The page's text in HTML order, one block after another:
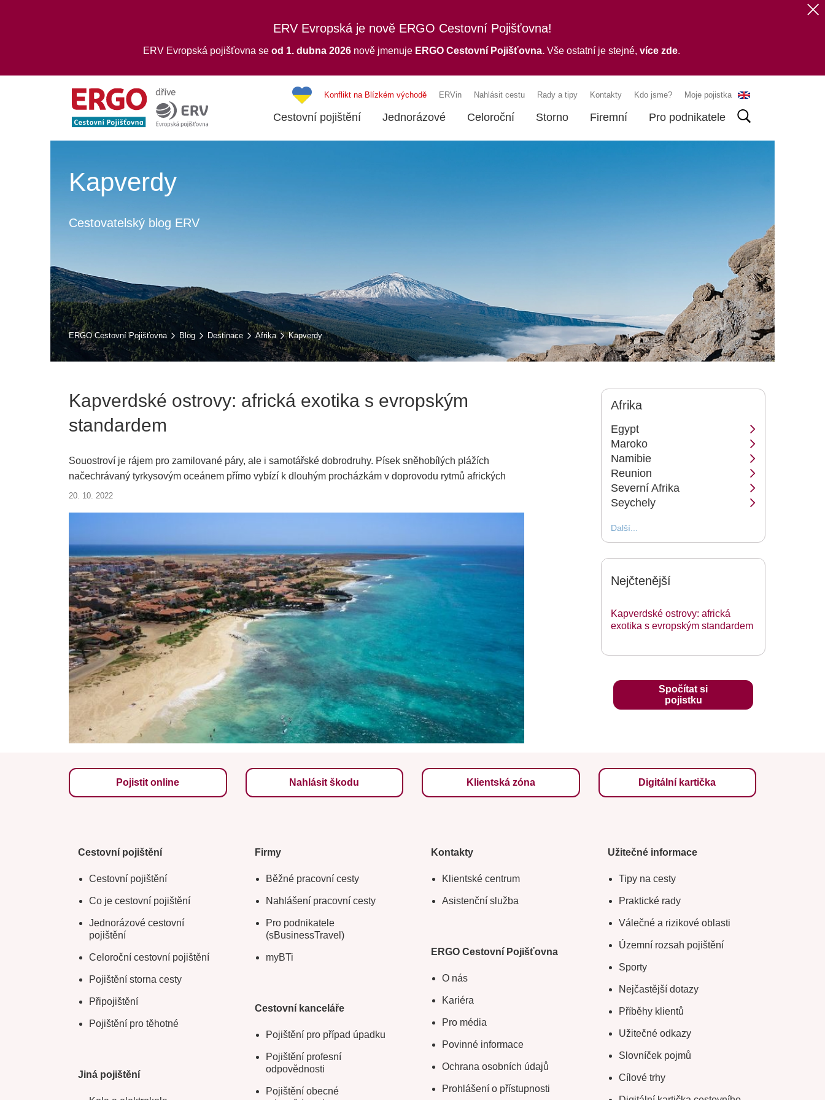
ERV Evropská je nově ERGO Cestovní Pojišťovna!
ERV Evropská pojišťovna se od 1. dubna 2026 nově jmenuje ERGO Cestovní Pojišťovna.Vše ostatní je stejné, více zde.
Konflikt na Blízkém východě ERVin Nahlásit cestu Rady a tipy Kontakty Kdo jsme? Moje pojistka
Cestovní pojištění Jednorázové Celoroční Storno Firemní Pro podnikatele
Kapverdy
Cestovatelský blog ERV
ERGO Cestovní Pojišťovna Blog Destinace Afrika Kapverdy
Kapverdské ostrovy: africká exotika s evropským
standardem
Souostroví je rájem pro zamilované páry, ale i samotářské dobrodruhy. Písek sněhobílých plážích
načechrávaný tyrkysovým oceánem přímo vybízí k dlouhým procházkám v doprovodu rytmů afrických
hudebníků po skvělé večeři.
20. 10. 2022
Afrika
Egypt
Maroko
Namibie
Reunion
Severní Afrika
Seychely
Další...
Nejčtenější
Kapverdské ostrovy: africká
exotika s evropským standardem
Spočítat si
pojistku
Pojistit online Nahlásit škodu Klientská zóna Digitální kartička
Cestovní pojištění
Cestovní pojištění
Co je cestovní pojištění
Jednorázové cestovní
pojištění
Celoroční cestovní pojištění
Pojištění storna cesty
Připojištění
Pojištění pro těhotné
Jiná pojištění
Firmy
Běžné pracovní cesty
Nahlášení pracovní cesty
Pro podnikatele
(sBusinessTravel)
myBTi
Cestovní kanceláře
Pojištění pro případ úpadku
Pojištění profesní
odpovědnosti
Pojištění obecné
Kontakty
Klientské centrum
Asistenční služba
ERGO Cestovní Pojišťovna
O nás
Kariéra
Pro média
Povinné informace
Ochrana osobních údajů
Prohlášení o přístupnosti
Užitečné informace
Tipy na cesty
Praktické rady
Válečné a rizikové oblasti
Územní rozsah pojištění
Sporty
Nejčastější dotazy
Příběhy klientů
Užitečné odkazy
Slovníček pojmů
Cílové trhy